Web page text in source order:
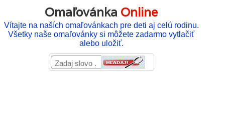
Omaľovánka Online
Vítajte na naších omaľovánkach pre deti aj celú rodinu.
Všetky naše omaľovánky si môžete zadarmo vytlačiť
alebo uložiť.